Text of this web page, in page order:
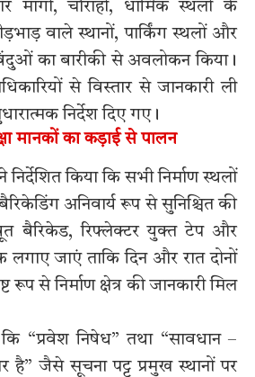
मार्गों, चौराहों, धार्मिक स्थलों के
वाले स्थानों, पार्किंग स्थलों और
का बारीकी से अवलोकन किया।
से विस्तार से जानकारी ली
निर्देश दिए गए।
मानकों का कड़ाई से पालन
किया कि सभी निर्माण स्थलों
अनिवार्य रूप से सुनिश्चित की
बैरिकेड, रिफ्लेक्टर युक्त टेप और
लगाए जाएं ताकि दिन और रात दोनों
रूप से निर्माण क्षेत्र की जानकारी मिल
“प्रवेश निषेध” तथा “सावधान –
पर है” जैसे सूचना पट्ट प्रमुख स्थानों पर